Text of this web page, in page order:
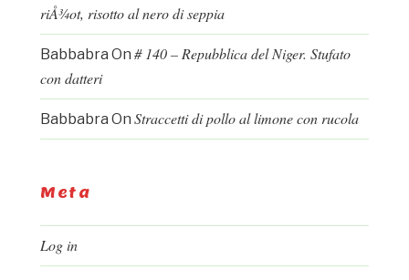
riÅ¾ot, risotto al nero di seppia
Babbabra On # 140 – Repubblica del Niger. Stufato
con datteri
Babbabra On Straccetti di pollo al limone con rucola
Meta
Log in